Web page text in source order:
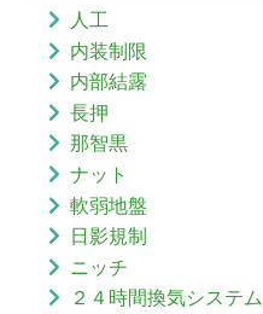
人工
内装制限
内部結露
長押
那智黒
ナット
軟弱地盤
日影規制
ニッチ
２４時間換気システム